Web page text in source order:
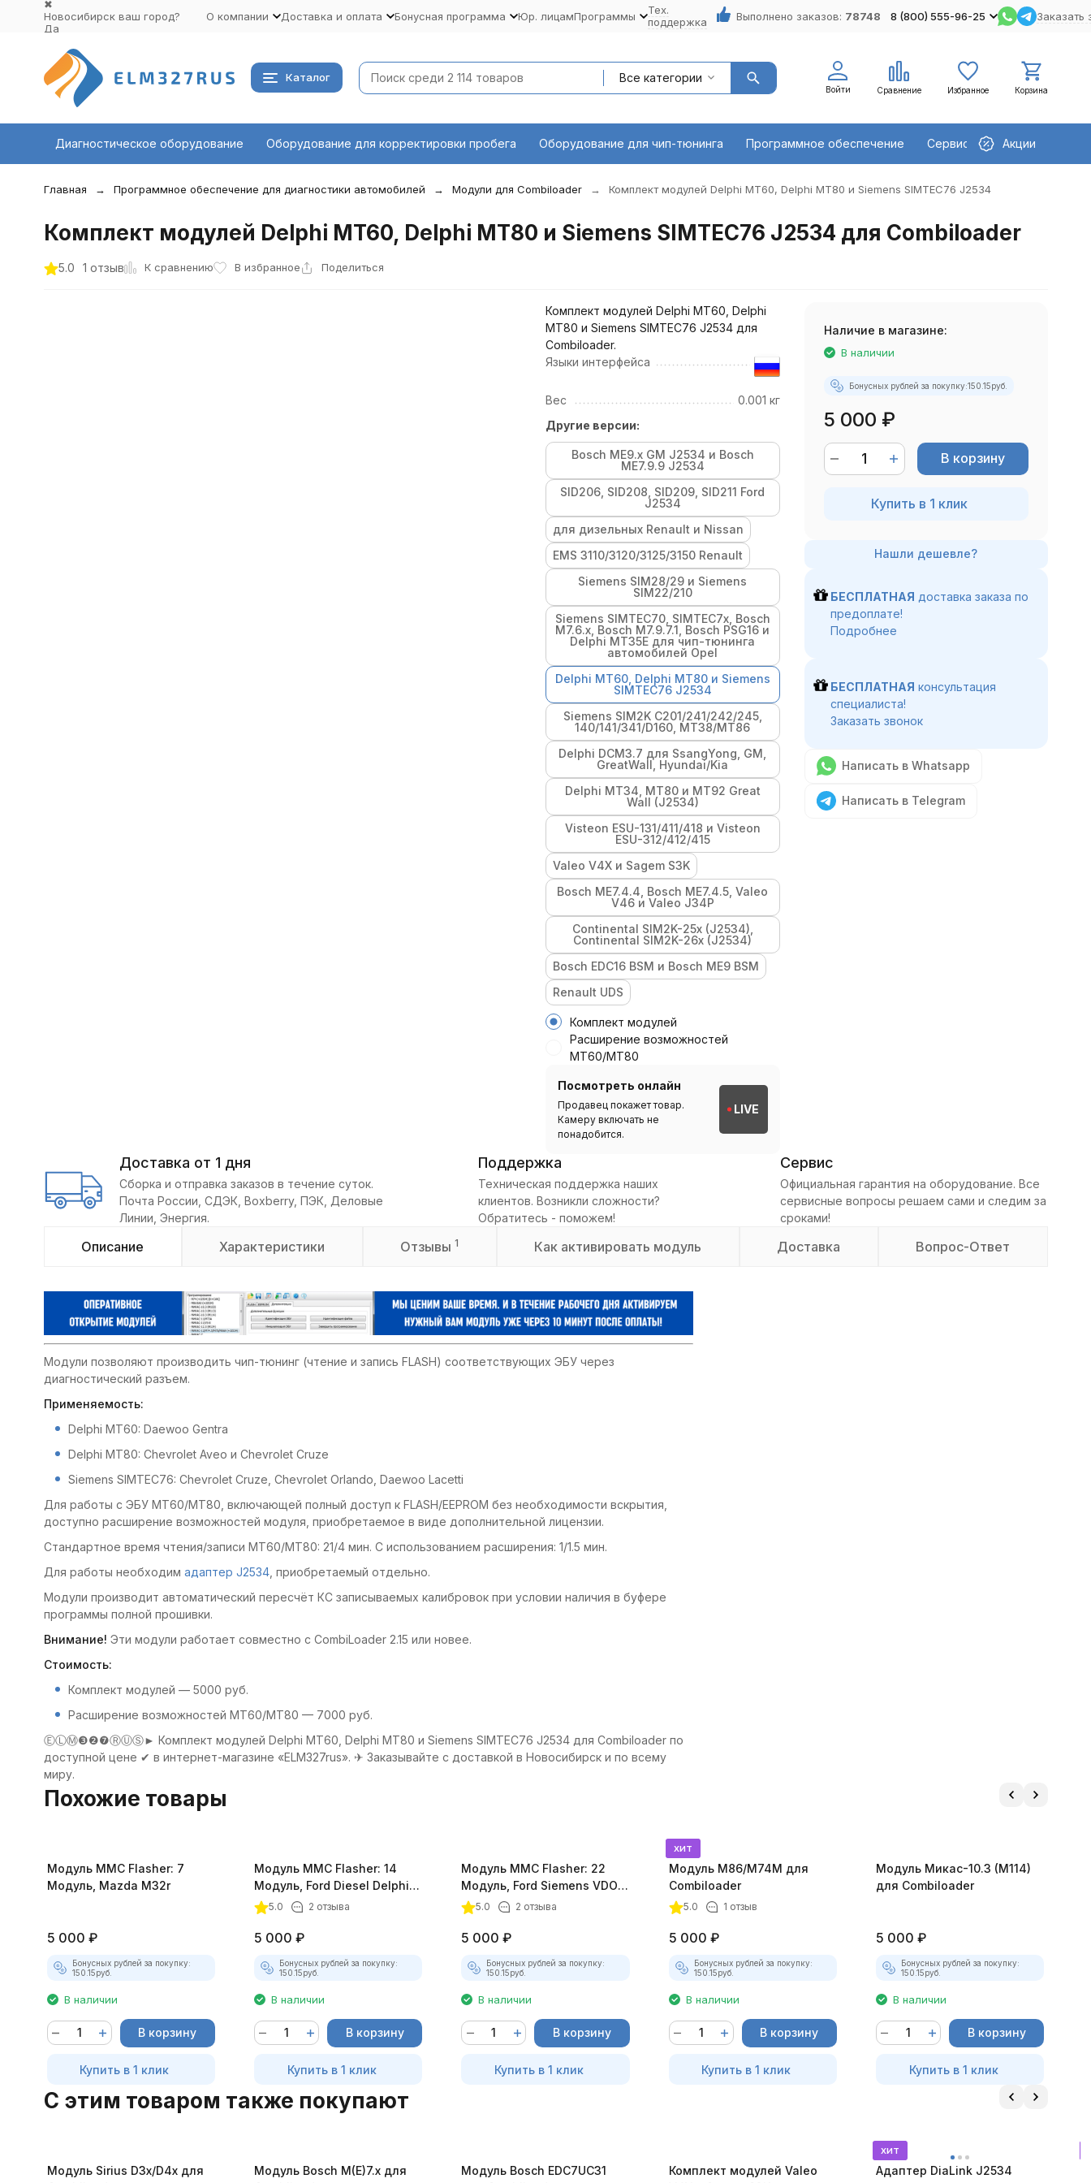
✖
Новосибирск ваш город?
Да
О компании Доставка и оплата Бонусная программа Юр. лицамПрограммы
Тех.
поддержка
Выполнено заказов: 78748 8 (800) 555-96-25 Заказать
Каталог Все категории
Войти Сравнение Избранное Корзина
Диагностическое оборудование Оборудование для корректировки пробега Оборудование для чип-тюнинга Программное обеспечение Сервисное оборудование
Акции
Главная Программное обеспечение для диагностики автомобилей Модули для Combiloader Комплект модулей Delphi MT60, Delphi MT80 и Siemens SIMTEC76 J2534
Комплект модулей Delphi MT60, Delphi MT80 и Siemens SIMTEC76 J2534 для Combiloader
5.0 1 отзыв К сравнению В избранное Поделиться
Комплект модулей Delphi MT60, Delphi
MT80 и Siemens SIMTEC76 J2534 для
Combiloader.
Языки интерфейса
Вес
0.001 кг
Другие версии:
Bosch ME9.x GM J2534 и Bosch
ME7.9.9 J2534
SID206, SID208, SID209, SID211 Ford
J2534
для дизельных Renault и Nissan
EMS 3110/3120/3125/3150 Renault
Siemens SIM28/29 и Siemens
SIM22/210
Siemens SIMTEC70, SIMTEC7x, Bosch
M7.6.x, Bosch M7.9.7.1, Bosch PSG16 и
Delphi MT35E для чип-тюнинга
автомобилей Opel
Delphi MT60, Delphi MT80 и Siemens
SIMTEC76 J2534
Siemens SIM2K C201/241/242/245,
140/141/341/D160, MT38/MT86
Delphi DCM3.7 для SsangYong, GM,
GreatWall, Hyundai/Kia
Delphi MT34, MT80 и MT92 Great
Wall (J2534)
Visteon ESU-131/411/418 и Visteon
ESU-312/412/415
Valeo V4X и Sagem S3K
Bosch ME7.4.4, Bosch ME7.4.5, Valeo
V46 и Valeo J34P
Continental SIM2K-25x (J2534),
Continental SIM2K-26x (J2534)
Bosch EDC16 BSM и Bosch ME9 BSM
Renault UDS
Комплект модулей
Расширение возможностей
MT60/MT80
Посмотреть онлайн
Продавец покажет товар.
Камеру включать не
понадобится.
LIVE
Наличие в магазине:
В наличии
Бонусных рублей за покупку:150.15руб.
5 000 ₽
В корзину
Купить в 1 клик
БЕСПЛАТНАЯ доставка заказа по
предоплате!
Подробнее
БЕСПЛАТНАЯ консультация
специалиста!
Заказать звонок
Написать в Whatsapp
Написать в Telegram
Доставка от 1 дня
Сборка и отправка заказов в течение суток.
Почта России, СДЭК, Boxberry, ПЭК, Деловые
Линии, Энергия.
Поддержка
Техническая поддержка наших
клиентов. Возникли сложности?
Обратитесь - поможем!
Сервис
Официальная гарантия на оборудование. Все
сервисные вопросы решаем сами и следим за
сроками!
Описание Характеристики Отзывы 1 Как активировать модуль Доставка Вопрос-Ответ
Модули позволяют производить чип-тюнинг (чтение и запись FLASH) соответствующих ЭБУ через
диагностический разъем.
Применяемость:
Delphi MT60: Daewoo Gentra
Delphi MT80: Chevrolet Aveo и Chevrolet Cruze
Siemens SIMTEC76: Chevrolet Cruze, Chevrolet Orlando, Daewoo Lacetti
Для работы с ЭБУ MT60/MT80, включающей полный доступ к FLASH/EEPROM без необходимости вскрытия,
доступно расширение возможностей модуля, приобретаемое в виде дополнительной лицензии.
Стандартное время чтения/записи MT60/MT80: 21/4 мин. С использованием расширения: 1/1.5 мин.
Для работы необходим адаптер J2534, приобретаемый отдельно.
Модули производит автоматический пересчёт КС записываемых калибровок при условии наличия в буфере
программы полной прошивки.
Внимание! Эти модули работает совместно с CombiLoader 2.15 или новее.
Стоимость:
Комплект модулей — 5000 руб.
Расширение возможностей MT60/MT80 — 7000 руб.
ⒺⓁⓂ❸❷❼ⓇⓊⓈ► Комплект модулей Delphi MT60, Delphi MT80 и Siemens SIMTEC76 J2534 для Combiloader по
доступной цене ✔ в интернет-магазине «ELM327rus». ✈ Заказывайте с доставкой в Новосибирск и по всему
миру.
Похожие товары
Модуль MMC Flasher: 7
Модуль, Mazda M32r
5 000 ₽
Бонусных рублей за покупку:
150.15руб.
В наличии
В корзину
Купить в 1 клик
Модуль MMC Flasher: 14
Модуль, Ford Diesel Delphi
DCM3.5
5.0 2 отзыва
5 000 ₽
Бонусных рублей за покупку:
150.15руб.
В наличии
В корзину
Купить в 1 клик
Модуль MMC Flasher: 22
Модуль, Ford Siemens VDO
EMS2102 и EMS2101
5.0 2 отзыва
5 000 ₽
Бонусных рублей за покупку:
150.15руб.
В наличии
В корзину
Купить в 1 клик
хит
Модуль M86/М74М для
Combiloader
5.0 1 отзыв
5 000 ₽
Бонусных рублей за покупку:
150.15руб.
В наличии
В корзину
Купить в 1 клик
Модуль Mикас-10.3 (M114)
для Combiloader
5 000 ₽
Бонусных рублей за покупку:
150.15руб.
В наличии
В корзину
Купить в 1 клик
C этим товаром также покупают
Модуль Sirius D3x/D4x для
Модуль Bosch M(E)7.x для
Модуль Bosch EDC7UC31
Комплект модулей Valeo
хит
Адаптер DiaLink J2534